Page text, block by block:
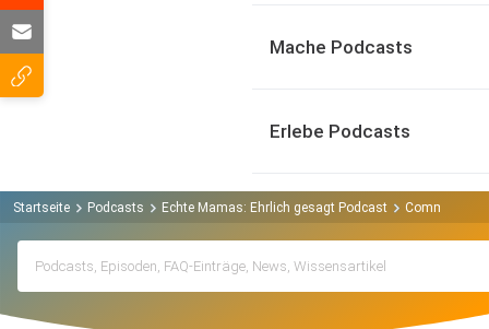
Mache Podcasts
Erlebe Podcasts
Startseite Podcasts Echte Mamas: Ehrlich gesagt Podcast Community-